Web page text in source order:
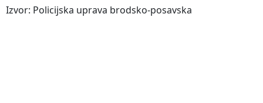
Izvor: Policijska uprava brodsko-posavska